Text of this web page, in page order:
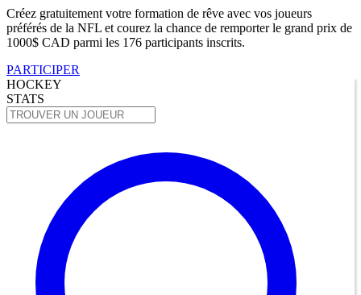
Créez gratuitement votre formation de rêve avec vos joueurs
préférés de la NFL et courez la chance de remporter le grand prix de
1000$ CAD parmi les 176 participants inscrits.
PARTICIPER
HOCKEY
STATS